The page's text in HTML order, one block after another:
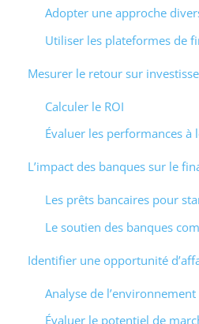
Adopter une approche
Utiliser les plateformes de
Mesurer le retour sur
Calculer le ROI
Évaluer les performances à
L’impact des banques sur le
Les prêts bancaires pour
Le soutien des banques
Identifier une opportunité
Analyse de
Évaluer le potentiel de